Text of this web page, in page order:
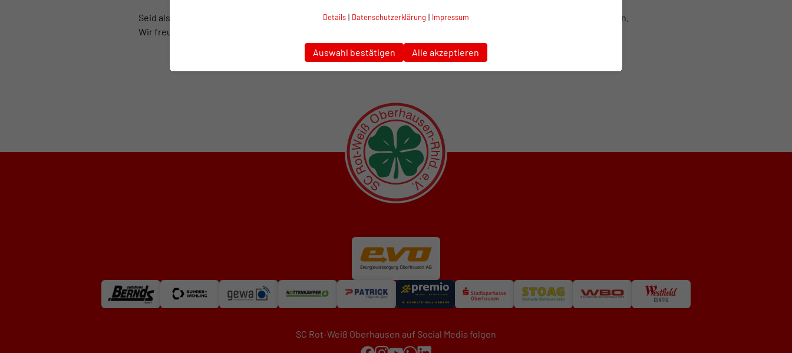
Details | Datenschutzerklärung | Impressum
Auswahl bestätigen Alle akzeptieren
Seid also dabei, wenn sich die Stadiontore am Samstag um 14 Uhr öffnen und nutzt die vielen besonderen Attraktionen.
Wir freuen uns auf Euren Besuch im schönsten Stadion der Welt!
SC Rot-Weiß Oberhausen auf Social Media folgen